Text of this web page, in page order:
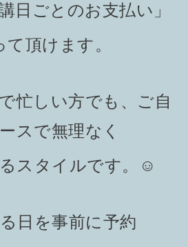
日ごとのお支払い」
て頂けます。
忙しい方でも、ご自
スで無理なく
スタイルです。☺️
日を事前に予約